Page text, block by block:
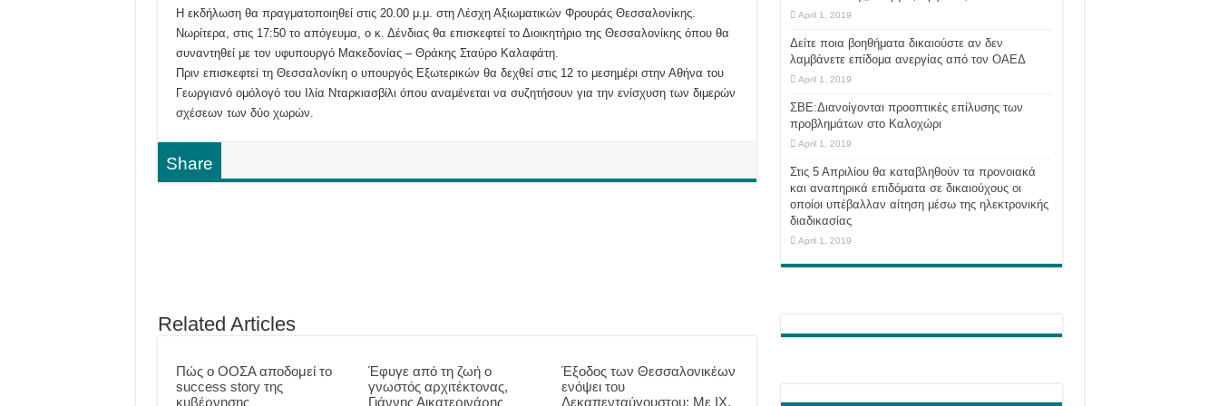
Η εκδήλωση θα πραγματοποιηθεί στις 20.00 μ.μ. στη Λέσχη Αξιωματικών Φρουράς Θεσσαλονίκης.
Νωρίτερα, στις 17:50 το απόγευμα, ο κ. Δένδιας θα επισκεφτεί το Διοικητήριο της Θεσσαλονίκης όπου θα
συναντηθεί με τον υφυπουργό Μακεδονίας – Θράκης Σταύρο Καλαφάτη.
Πριν επισκεφτεί τη Θεσσαλονίκη ο υπουργός Εξωτερικών θα δεχθεί στις 12 το μεσημέρι στην Αθήνα του
Γεωργιανό ομόλογό του Ιλία Νταρκιασβίλι όπου αναμένεται να συζητήσουν για την ενίσχυση των διμερών
σχέσεων των δύο χωρών.
Share
Related Articles
Πώς ο ΟΟΣΑ αποδομεί το
success story της
κυβέρνησης
Έφυγε από τη ζωή ο
γνωστός αρχιτέκτονας,
Γιάννης Αικατερινάρης
Έξοδος των Θεσσαλονικέων
ενόψει του
Δεκαπενταύγουστου: Με ΙΧ,
April 1, 2019
Δείτε ποια βοηθήματα δικαιούστε αν δεν
λαμβάνετε επίδομα ανεργίας από τον ΟΑΕΔ
April 1, 2019
ΣΒΕ:Διανοίγονται προοπτικές επίλυσης των
προβλημάτων στο Καλοχώρι
April 1, 2019
Στις 5 Απριλίου θα καταβληθούν τα προνοιακά
και αναπηρικά επιδόματα σε δικαιούχους οι
οποίοι υπέβαλλαν αίτηση μέσω της ηλεκτρονικής
διαδικασίας
April 1, 2019